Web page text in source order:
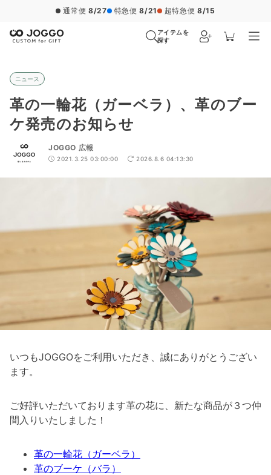
通常便 8/27 特急便 8/21 超特急便 8/15
アイテムを
探す
ニュース
革の一輪花（ガーベラ）、革のブー
ケ発売のお知らせ
JOGGO 広報
2021.3.25 03:00:00 2026.8.6 04:13:30
いつもJOGGOをご利用いただき、誠にありがとうござい
ます。
ご好評いただいております革の花に、新たな商品が３つ仲
間入りいたしました！
革の一輪花（ガーベラ）
革のブーケ（バラ）